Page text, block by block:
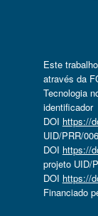
Este
através da
Tecnologia
identificador
DOI https://
UID/PRR/
DOI https://
projeto UID/
DOI https://
Financiado